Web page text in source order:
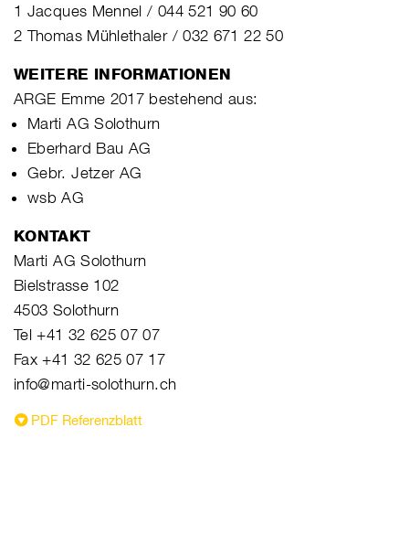
1 Jacques Mennel / 044 521 90 60
2 Thomas Mühlethaler / 032 671 22 50
WEITERE INFORMATIONEN
ARGE Emme 2017 bestehend aus:
Marti AG Solothurn
Eberhard Bau AG
Gebr. Jetzer AG
wsb AG
KONTAKT
Marti AG Solothurn
Bielstrasse 102
4503 Solothurn
Tel +41 32 625 07 07
Fax +41 32 625 07 17
info@marti-solothurn.ch
PDF Referenzblatt